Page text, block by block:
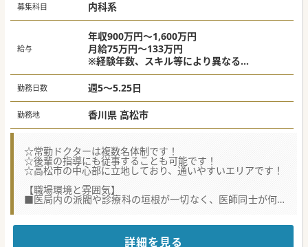
指されています。
■将来的には糖尿病に強みをもった先生を採用し、生活習慣
病をはじめとする慢性期医療の診療応需体制をさらに強化し
ていきたいお考えです。
#秋入職可
募集科目 内科系
給与
年収900万円～1,600万円
月給75万円～133万円
※経験年数、スキル等により異なる
※当直代は別途支給
勤務日数 週5～5.25日
勤務地 香川県 高松市
☆常勤ドクターは複数名体制です！
☆後輩の指導にも従事することも可能です！
☆高松市の中心部に立地しており、通いやすいエリアです！
【職場環境と雰囲気】
■医局内の派閥や診療科の垣根が一切なく、医師同士が何で
も気軽に相談し合えるアットホームで温かな風土が根付いて
■臨床研修病院として専攻医などの指導にも従事でき、次世
代の医師を育成する教育的なやりがいも十分に実感いただけ
詳細を見る